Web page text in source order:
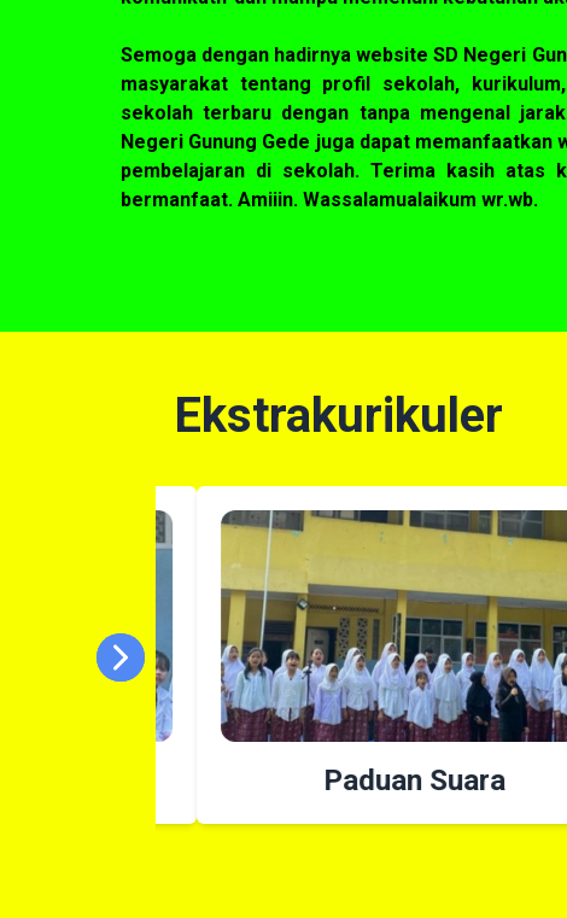
Semoga dengan hadirnya website SD Negeri
masyarakat tentang profil sekolah,
sekolah terbaru dengan tanpa mengenal
Negeri Gunung Gede juga dapat
pembelajaran di sekolah. Terima kasih atas
bermanfaat. Amiiin. Wassalamualaikum wr.wb.
Ekstrakurikuler
Paduan Suara
Previous
Next